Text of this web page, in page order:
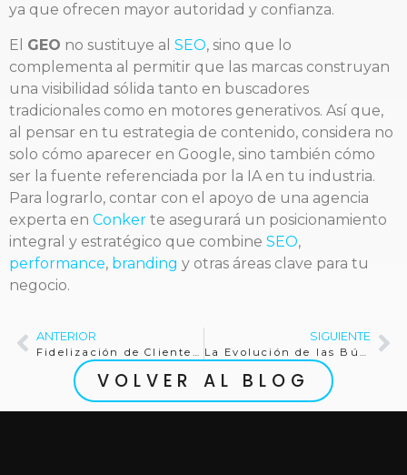
ya que ofrecen mayor autoridad y confianza.
El GEO no sustituye al SEO, sino que lo
complementa al permitir que las marcas construyan
una visibilidad sólida tanto en buscadores
tradicionales como en motores generativos. Así que,
al pensar en tu estrategia de contenido, considera no
solo cómo aparecer en Google, sino también cómo
ser la fuente referenciada por la IA en tu industria.
Para lograrlo, contar con el apoyo de una agencia
experta en Conker te asegurará un posicionamiento
integral y estratégico que combine SEO,
performance, branding y otras áreas clave para tu
negocio.
ANTERIOR
Fidelización de Clientes: Guía Práctica para Retención Efectiva
SIGUIENTE
La Evolución de las Búsquedas por Voz hacia la Inteligencia Artificial
VOLVER AL BLOG